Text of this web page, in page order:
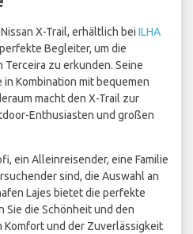
X-Trail, erhältlich bei ILHA
Begleiter, um die
zu erkunden. Seine
Kombination mit bequemen
macht den X-Trail zur
Enthusiasten und großen
ein Alleinreisender, eine Familie
sind, die Auswahl an
Lajes bietet die perfekte
Sie die Schönheit und den
Komfort und der Zuverlässigkeit